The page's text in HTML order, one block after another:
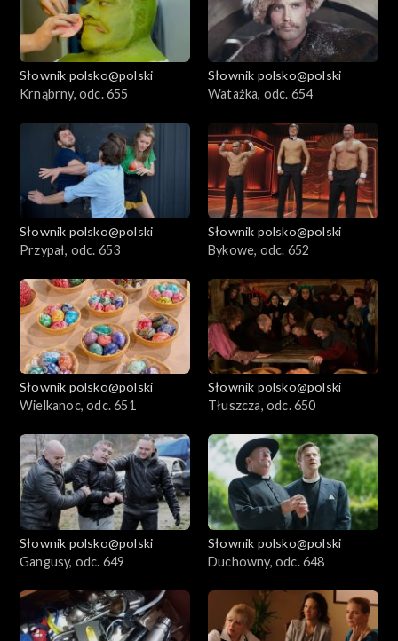
Słownik polsko@polski
Krnąbrny, odc. 655
Słownik polsko@polski
Watażka, odc. 654
Słownik polsko@polski
Przypał, odc. 653
Słownik polsko@polski
Bykowe, odc. 652
Słownik polsko@polski
Wielkanoc, odc. 651
Słownik polsko@polski
Tłuszcza, odc. 650
Słownik polsko@polski
Gangusy, odc. 649
Słownik polsko@polski
Duchowny, odc. 648